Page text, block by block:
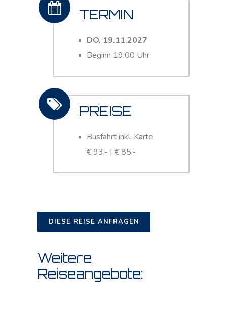
TERMIN
DO, 19.11.2027
Beginn 19:00 Uhr
PREISE
Busfahrt inkl. Karte
€ 93,- | € 85,-
DIESE REISE ANFRAGEN
Weitere
Reiseangebote: